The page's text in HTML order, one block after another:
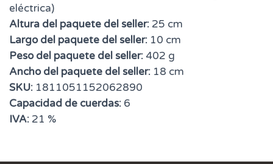
eléctrica)
Altura del paquete del seller: 25 cm
Largo del paquete del seller: 10 cm
Peso del paquete del seller: 402 g
Ancho del paquete del seller: 18 cm
SKU: 1811051152062890
Capacidad de cuerdas: 6
IVA: 21 %